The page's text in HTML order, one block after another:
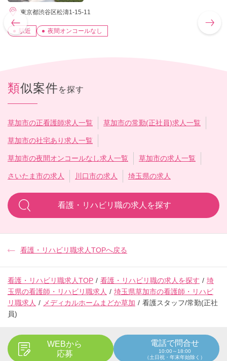
東京都渋谷区松濤1-15-11
駅近 夜間オンコールなし
類似案件を探す
草加市の正看護師求人一覧 草加市の常勤(正社員)求人一覧
草加市の社宅あり求人一覧
草加市の夜間オンコールなし求人一覧 草加市の求人一覧
さいたま市の求人 川口市の求人 埼玉県の求人
看護・リハビリ職の求人を探す
看護・リハビリ職求人TOPへ戻る
看護・リハビリ職求人TOP 看護・リハビリ職の求人を探す
埼
玉県の看護師・リハビリ職求人
埼玉県草加市の看護師・リハビ
リ職求人
メディカルホームまどか草加
看護スタッフ/常勤(正社
員)
WEBから
応募
電話で問合せ
10:00～18:00
（土日祝・年末年始除く）